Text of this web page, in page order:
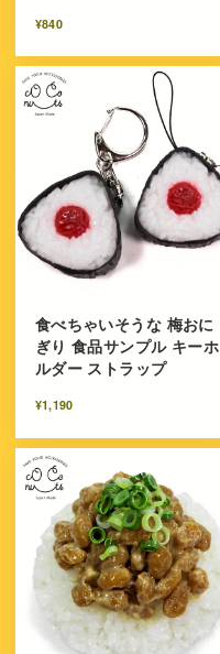
¥840
食べちゃいそうな 梅おに
ぎり 食品サンプル キーホ
ルダー ストラップ
¥1,190